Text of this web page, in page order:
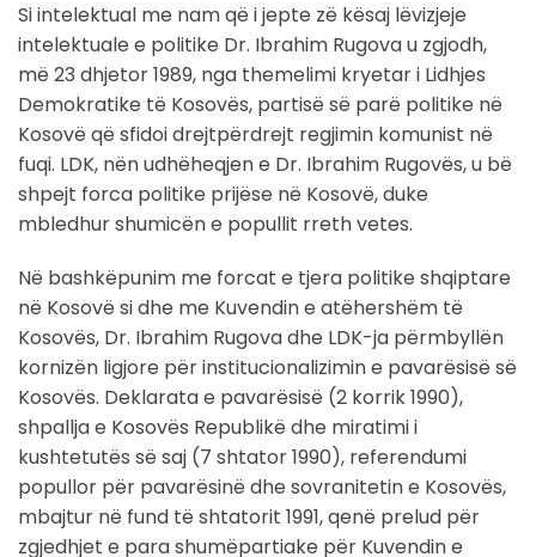
Si intelektual me nam që i jepte zë kësaj lëvizjeje
intelektuale e politike Dr. Ibrahim Rugova u zgjodh,
më 23 dhjetor 1989, nga themelimi kryetar i Lidhjes
Demokratike të Kosovës, partisë së parë politike në
Kosovë që sfidoi drejtpërdrejt regjimin komunist në
fuqi. LDK, nën udhëheqjen e Dr. Ibrahim Rugovës, u bë
shpejt forca politike prijëse në Kosovë, duke
mbledhur shumicën e popullit rreth vetes.
Në bashkëpunim me forcat e tjera politike shqiptare
në Kosovë si dhe me Kuvendin e atëhershëm të
Kosovës, Dr. Ibrahim Rugova dhe LDK-ja përmbyllën
kornizën ligjore për institucionalizimin e pavarësisë së
Kosovës. Deklarata e pavarësisë (2 korrik 1990),
shpallja e Kosovës Republikë dhe miratimi i
kushtetutës së saj (7 shtator 1990), referendumi
popullor për pavarësinë dhe sovranitetin e Kosovës,
mbajtur në fund të shtatorit 1991, qenë prelud për
zgjedhjet e para shumëpartiake për Kuvendin e